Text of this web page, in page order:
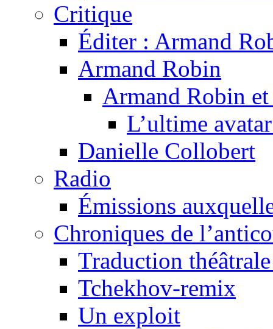
Critique
Éditer : Armand
Armand Robin
Armand Robin
L’ultime
Danielle Collobert
Radio
Émissions
Chroniques de
Traduction
Tchekhov-remix
Un exploit